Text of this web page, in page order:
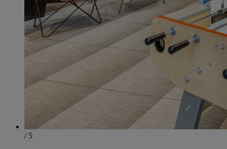
/ 5